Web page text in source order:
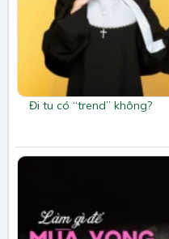
Đi tu có “trend” không?